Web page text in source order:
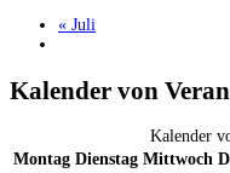
« Juli
Kalender von
Kalender
Montag Dienstag Mittwoch